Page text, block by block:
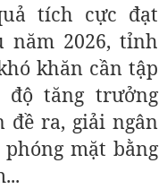
tích cực đạt
năm 2026, tỉnh
khăn cần tập
tăng trưởng
đề ra, giải ngân
mặt bằng